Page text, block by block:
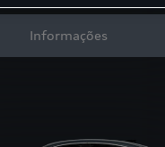
Informações